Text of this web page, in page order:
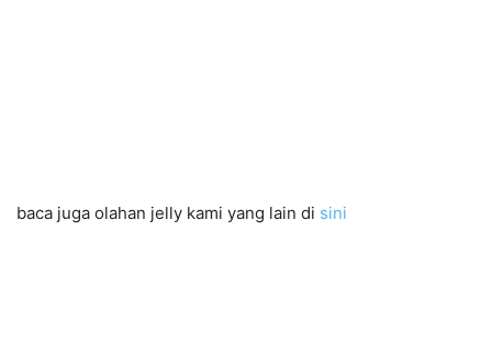
baca juga olahan jelly kami yang lain di sini